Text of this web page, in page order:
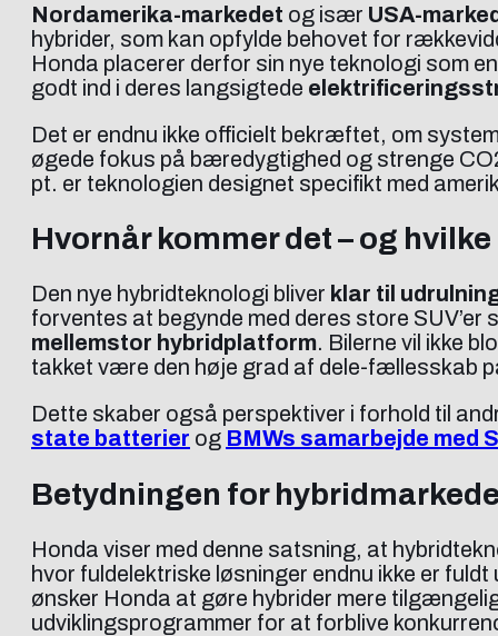
Nordamerika-markedet og især USA-
hybrider, som kan opfylde behovet for
Honda placerer derfor sin nye teknologi som
godt ind i deres langsigtede
Det er endnu ikke officielt bekræftet, om
øgede fokus på bæredygtighed og strenge
pt. er teknologien designet specifikt med
Hvornår kommer det – og
Den nye hybridteknologi bliver klar til
forventes at begynde med deres store
mellemstor hybridplatform. Bilerne vil ikke
takket være den høje grad af dele-fællesskab
Dette skaber også perspektiver i forhold til
state batterier og BMWs samarbejde med
Betydningen for
Honda viser med denne satsning, at
hvor fuldelektriske løsninger endnu ikke er
ønsker Honda at gøre hybrider mere
udviklingsprogrammer for at forblive